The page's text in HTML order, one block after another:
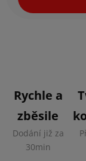
Rychle a
zběsile
Dodání již za
30min